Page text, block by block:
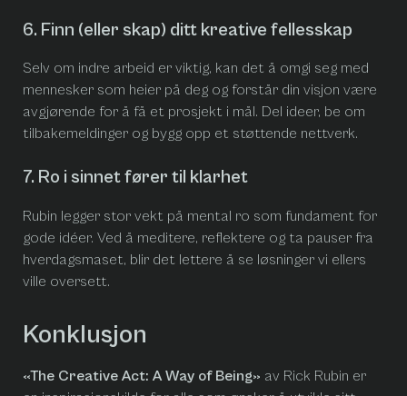
6. Finn (eller skap) ditt kreative fellesskap
Selv om indre arbeid er viktig, kan det å omgi seg med
mennesker som heier på deg og forstår din visjon være
avgjørende for å få et prosjekt i mål. Del ideer, be om
tilbakemeldinger og bygg opp et støttende nettverk.
7. Ro i sinnet fører til klarhet
Rubin legger stor vekt på mental ro som fundament for
gode idéer. Ved å meditere, reflektere og ta pauser fra
hverdagsmaset, blir det lettere å se løsninger vi ellers
ville oversett.
Konklusjon
«The Creative Act: A Way of Being» av Rick Rubin er